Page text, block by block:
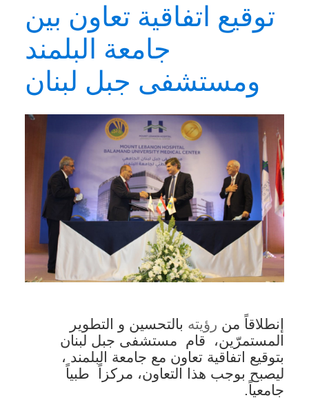
توقيع اتفاقية تعاون بين
جامعة البلمند
ومستشفى جبل لبنان
إنطلاقاً من رؤيته بالتحسين و التطوير
المستمرّين،
قام مستشفى جبل لبنان
بتوقيع اتفاقية تعاون مع جامعة البلمند ،
ليصبح بوجب هذا التعاون، مركزاً
طبياً
جامعياً.